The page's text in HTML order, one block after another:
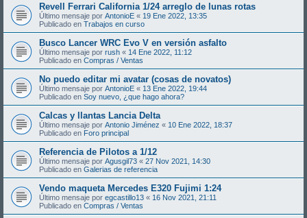
Revell Ferrari California 1/24 arreglo de lunas rotas
Último mensaje por AntonioE « 19 Ene 2022, 13:35
Publicado en Trabajos en curso
Busco Lancer WRC Evo V en versión asfalto
Último mensaje por rush « 14 Ene 2022, 11:12
Publicado en Compras / Ventas
No puedo editar mi avatar (cosas de novatos)
Último mensaje por AntonioE « 13 Ene 2022, 19:44
Publicado en Soy nuevo, ¿que hago ahora?
Calcas y llantas Lancia Delta
Último mensaje por Antonio Jiménez « 10 Ene 2022, 18:37
Publicado en Foro principal
Referencia de Pilotos a 1/12
Último mensaje por Agusgil73 « 27 Nov 2021, 14:30
Publicado en Galerias de referencia
Vendo maqueta Mercedes E320 Fujimi 1:24
Último mensaje por egcastillo13 « 16 Nov 2021, 21:11
Publicado en Compras / Ventas